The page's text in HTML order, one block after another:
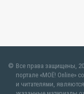
Все права защищены,
портале «МОЁ! Online»
и читателями,